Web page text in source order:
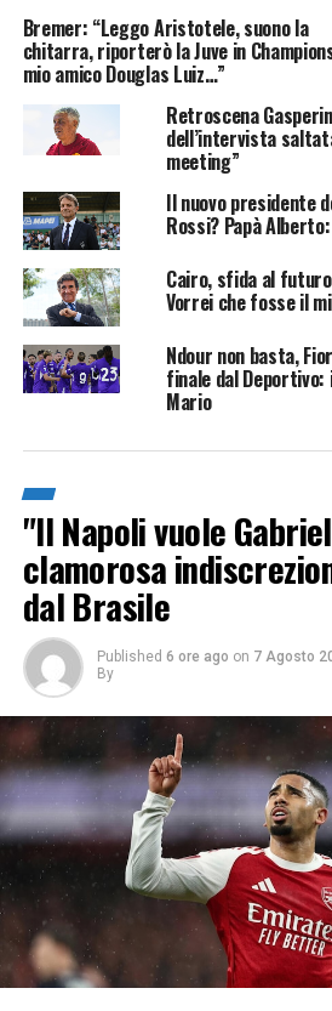
Bremer: “Leggo Aristotele, suono la
chitarra, riporterò la Juve in
mio amico Douglas Luiz…”
Retroscena
dell’intervista
meeting”
Il nuovo presidente
Rossi? Papà
Cairo, sfida al
Vorrei che fosse il
Ndour non basta,
finale dal Deportivo:
Mario
"Il Napoli vuole
clamorosa
dal Brasile
Published 6 ore ago on 7 Agosto
By